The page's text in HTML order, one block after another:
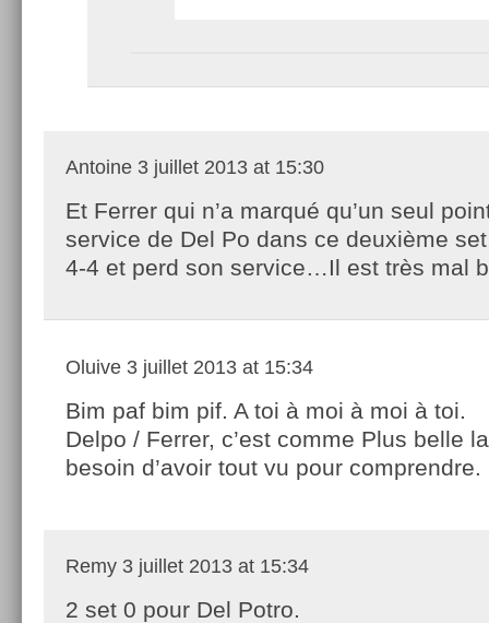
Antoine 3 juillet 2013 at 15:30
Et Ferrer qui n’a marqué qu’un seul
service de Del Po dans ce deuxième
4-4 et perd son service…Il est très mal
Oluive 3 juillet 2013 at 15:34
Bim paf bim pif. A toi à moi à moi à toi.
Delpo / Ferrer, c’est comme Plus belle
besoin d’avoir tout vu pour comprendre.
Remy 3 juillet 2013 at 15:34
2 set 0 pour Del Potro.